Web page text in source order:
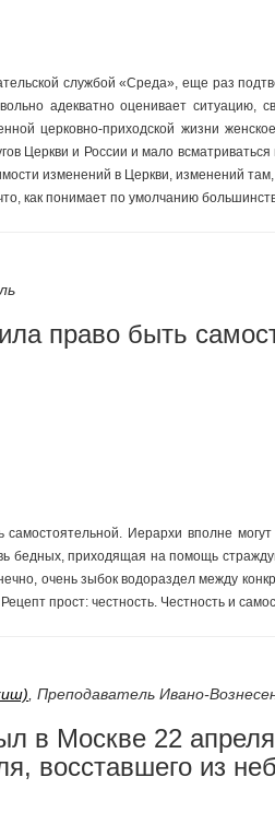
службой «Среда», еще раз
адекватно оценивает ситуацию,
церковно-приходской жизни
Церкви и России и мало
изменений в Церкви, изменений
как понимает по умолчанию
право быть
Иерархи вполне
бедных, приходящая на помощь
очень зыбок водораздел между
прост: честность. Честность и
Преподаватель Ивано-
в Москве 22
восставшего из